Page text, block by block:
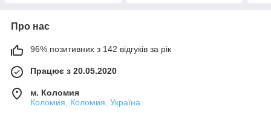
Про нас
96% позитивних з 142 відгуків за рік
Працює з 20.05.2020
м. Коломия
Коломия, Коломия, Україна